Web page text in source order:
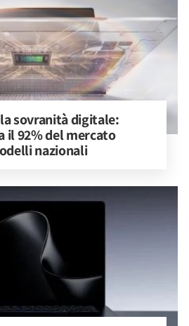
sovranità digitale:
il 92% del mercato
nazionali